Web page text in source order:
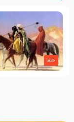
خلفا